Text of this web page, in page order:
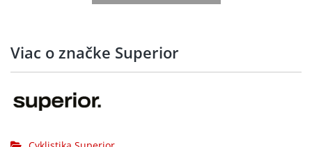
ONE Race, Lock-On
ONE Sport Dropper Post, Alloy, 30.9mm
Viac o značke Superior